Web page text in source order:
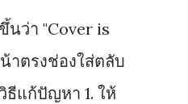
ว่า "Cover is
าตรงช่องใส่ตลับ
แก้ปัญหา 1. ให้